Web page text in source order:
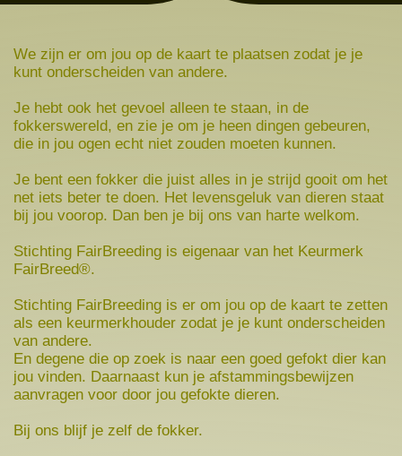
We zijn er om jou op de kaart te plaatsen zodat je je
kunt onderscheiden van andere.
Je hebt ook het gevoel alleen te staan, in de
fokkerswereld, en zie je om je heen dingen gebeuren,
die in jou ogen echt niet zouden moeten kunnen.
Je bent een fokker die juist alles in je strijd gooit om het
net iets beter te doen. Het levensgeluk van dieren staat
bij jou voorop. Dan ben je bij ons van harte welkom.
Stichting FairBreeding is eigenaar van het Keurmerk
FairBreed®.
Stichting FairBreeding is er om jou op de kaart te zetten
als een keurmerkhouder zodat je je kunt onderscheiden
van andere.
En degene die op zoek is naar een goed gefokt dier kan
jou vinden. Daarnaast kun je afstammingsbewijzen
aanvragen voor door jou gefokte dieren.
Bij ons blijf je zelf de fokker.